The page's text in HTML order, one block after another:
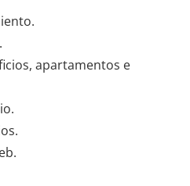
apartamentos e